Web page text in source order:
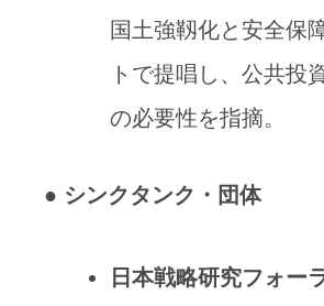
国土強靱化と安全保
トで提唱し、公共投
の必要性を指摘。
● シンクタンク・団体
日本戦略研究フォー